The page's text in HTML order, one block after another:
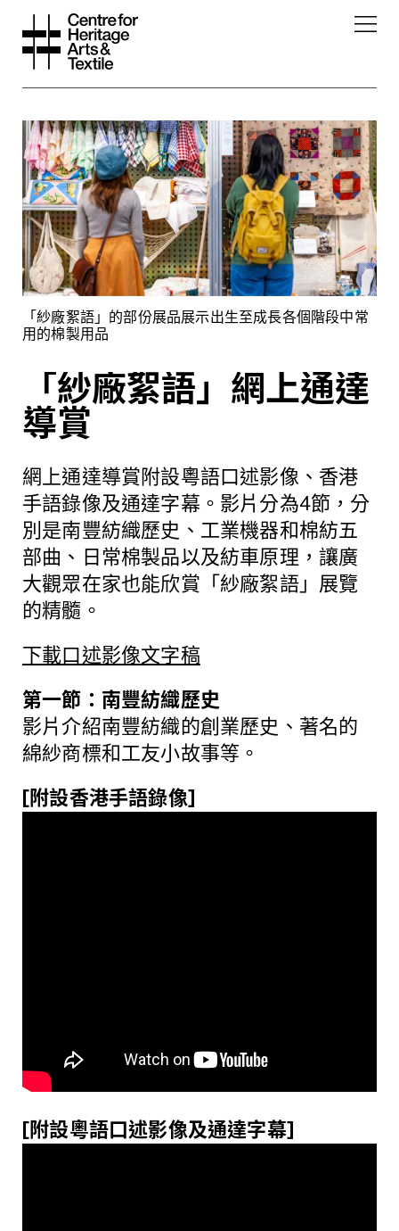
「紗廠絮語」的部份展品展示出生至成長各個階段中常
用的棉製用品
「紗廠絮語」網上通達
導賞
網上通達導賞附設粵語口述影像、香港
手語錄像及通達字幕。影片分為4節，分
別是南豐紡織歷史、工業機器和棉紡五
部曲、日常棉製品以及紡車原理，讓廣
大觀眾在家也能欣賞「紗廠絮語」展覽
的精髓。
下載口述影像文字稿
第一節：南豐紡織歷史
影片介紹南豐紡織的創業歷史、著名的
綿紗商標和工友小故事等。
[附設香港手語錄像]
[附設粵語口述影像及通達字幕]